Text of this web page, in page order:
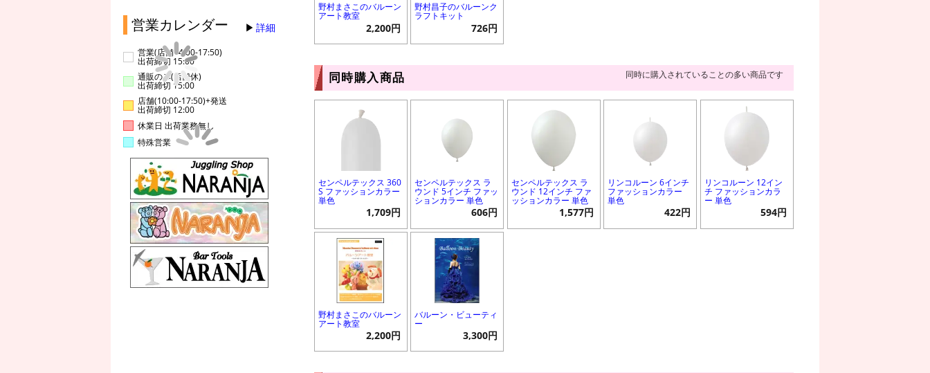
営業カレンダー 詳細
営業(店舗14:00-17:50)
出荷締切 15:00
通販のみ(店舗休)
出荷締切 15:00
店舗(10:00-17:50)+発送
出荷締切 12:00
休業日 出荷業務無し
特殊営業
野村まさこのバルーン
アート教室
2,200円
野村昌子のバルーンク
ラフトキット
726円
同時購入商品 同時に購入されていることの多い商品です
センペルテックス 360
S ファッションカラー
単色
1,709円
センペルテックス ラ
ウンド 5インチ ファッ
ションカラー 単色
606円
センペルテックス ラ
ウンド 12インチ ファ
ッションカラー 単色
1,577円
リンコルーン 6インチ
ファッションカラー
単色
422円
リンコルーン 12イン
チ ファッションカラ
ー 単色
594円
野村まさこのバルーン
アート教室
2,200円
バルーン・ビューティ
ー
3,300円